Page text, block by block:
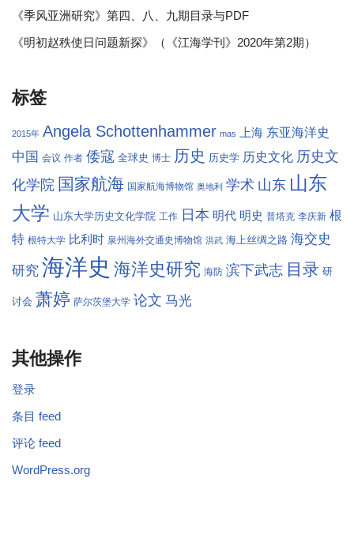
《季风亚洲研究》第四、八、九期目录与PDF
《明初赵秩使日问题新探》（《江海学刊》2020年第2期）
标签
2015年 Angela Schottenhammer mas 上海 东亚海洋史
中国 会议 作者 倭寇 全球史 博士 历史 历史学 历史文化 历史文
化学院 国家航海 国家航海博物馆 奥地利 学术 山东 山东
大学 山东大学历史文化学院 工作 日本 明代 明史 普塔克 李庆新 根
特 根特大学 比利时 泉州海外交通史博物馆 洪武 海上丝绸之路 海交史
研究 海洋史 海洋史研究 海防 滨下武志 目录 研
讨会 萧婷 萨尔茨堡大学 论文 马光
其他操作
登录
条目 feed
评论 feed
WordPress.org